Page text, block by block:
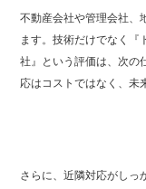
不動産会社や管理会社、
ます。技術だけでなく『
社』という評価は、次の
応はコストではなく、未
さらに、近隣対応がしっ